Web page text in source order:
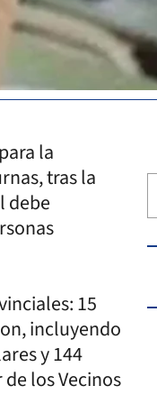
la
tras la
debe
15
incluyendo
y 144
los Vecinos